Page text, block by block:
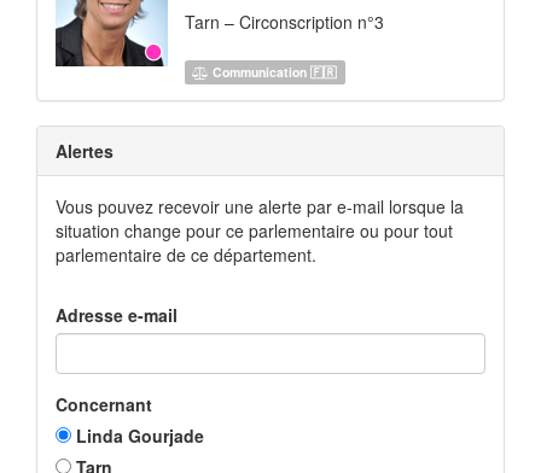
Tarn – Circonscription n°3
Communication 🇫🇷
Alertes
Vous pouvez recevoir une alerte par e-mail lorsque la
situation change pour ce parlementaire ou pour tout
parlementaire de ce département.
Adresse e-mail
Concernant
Linda Gourjade
Tarn